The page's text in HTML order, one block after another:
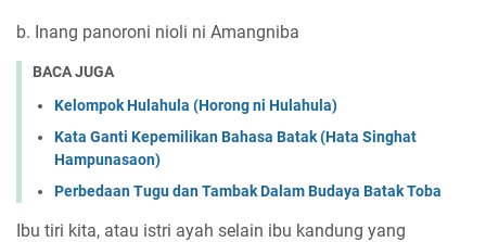
b. Inang panoroni nioli ni Amangniba
BACA JUGA
Kelompok Hulahula (Horong ni Hulahula)
Kata Ganti Kepemilikan Bahasa Batak (Hata Singhat
Hampunasaon)
Perbedaan Tugu dan Tambak Dalam Budaya Batak Toba
Ibu tiri kita, atau istri ayah selain ibu kandung yang